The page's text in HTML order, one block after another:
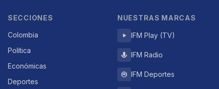
SECCIONES
Colombia
Política
Económicas
Deportes
NUESTRAS MARCAS
IFM Play (TV)
IFM Radio
IFM Deportes